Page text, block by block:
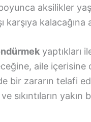
aksilikler
karşıya
yaptıkları
aile
bir zararın telafi
sıkıntıların